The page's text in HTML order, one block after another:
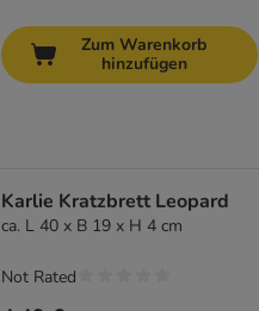
Zum Warenkorb
hinzufügen
Karlie Kratzbrett Leopard
ca. L 40 x B 19 x H 4 cm
Not Rated